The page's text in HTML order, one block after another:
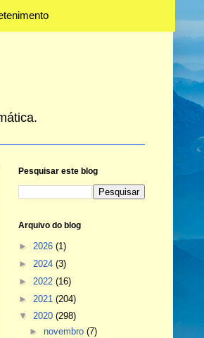
Pesquisar este blog
Arquivo do blog
► 2026 (1)
► 2024 (3)
► 2022 (16)
► 2021 (204)
▼ 2020 (298)
►novembro(7)